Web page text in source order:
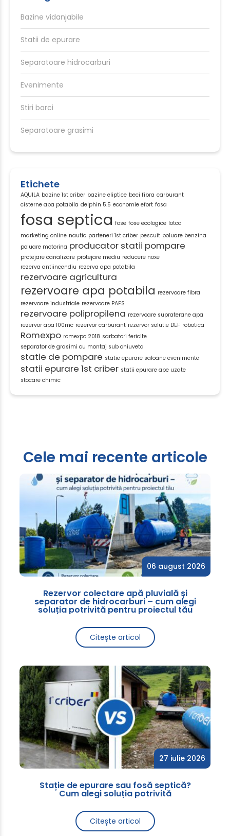
Bazine vidanjabile
Statii de epurare
Separatoare hidrocarburi
Evenimente
Stiri barci
Separatoare grasimi
Etichete
AQUILA bazine 1st criber bazine eliptice beci fibra carburant
cisterne apa potabila delphin 5.5 economie efort fosa
fosa septica fose fose ecologice lotca
marketing online nautic parteneri 1st criber pescuit poluare benzina
poluare motorina producator statii pompare
protejare canalizare protejare mediu reducere noxe
rezerva antiincendiu rezerva apa potabila
rezervoare agricultura
rezervoare apa potabila rezervoare fibra
rezervoare industriale rezervoare PAFS
rezervoare polipropilena rezervoare supraterane apa
rezervor apa 100mc rezervor carburant rezervor solutie DEF robotica
Romexpo romexpo 2018 sarbatori fericite
separator de grasimi cu montaj sub chiuveta
statie de pompare statie epurare saloane evenimente
statii epurare 1st criber statii epurare ape uzate
stocare chimic
Cele mai recente articole
06 august 2026
Rezervor colectare apă pluvială și
separator de hidrocarburi – cum alegi
soluția potrivită pentru proiectul tău
Citește articol
27 iulie 2026
Stație de epurare sau fosă septică?
Cum alegi soluția potrivită
Citește articol